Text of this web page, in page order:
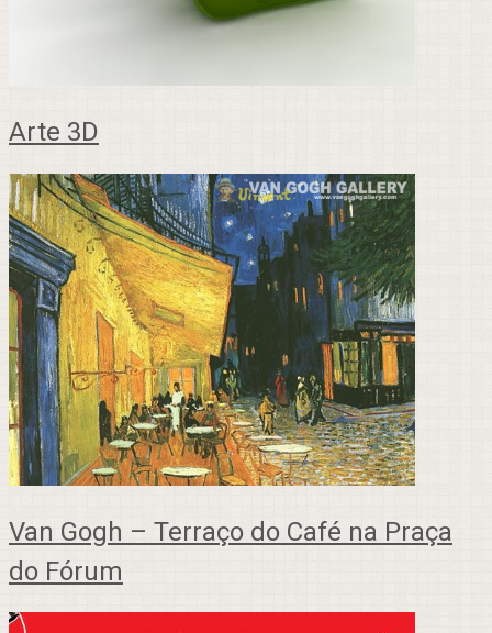
Arte 3D
Van Gogh – Terraço do Café na Praça
do Fórum